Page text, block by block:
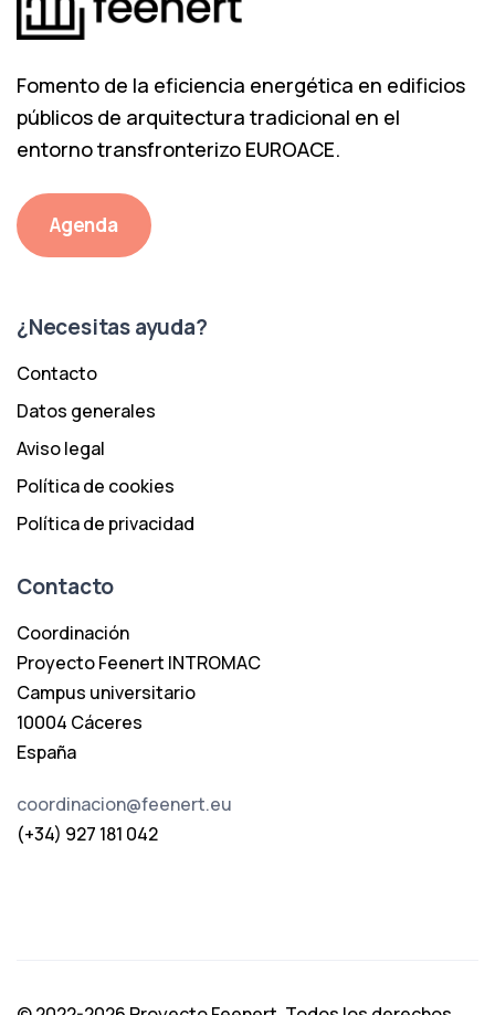
Fomento de la eficiencia energética en edificios
públicos de arquitectura tradicional en el
entorno transfronterizo EUROACE.
Agenda
¿Necesitas ayuda?
Contacto
Datos generales
Aviso legal
Política de cookies
Política de privacidad
Contacto
Coordinación
Proyecto Feenert INTROMAC
Campus universitario
10004 Cáceres
España
coordinacion@feenert.eu
(+34) 927 181 042